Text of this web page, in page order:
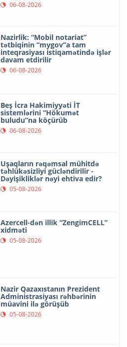
06-08-2026
Nazirlik: “Mobil notariat”
tətbiqinin “mygov”a tam
inteqrasiyası istiqamətində işlər
davam etdirilir
06-08-2026
Beş İcra Hakimiyyəti İT
sistemlərini “Hökumət
buludu”na köçürüb
06-08-2026
Uşaqların rəqəmsal mühitdə
təhlükəsizliyi gücləndirilir -
Dəyişikliklər nəyi ehtiva edir?
05-08-2026
Azercell-dən illik “ZengimCELL”
xidməti
05-08-2026
Nazir Qazaxıstanın Prezident
Administrasiyası rəhbərinin
müavini ilə görüşüb
05-08-2026